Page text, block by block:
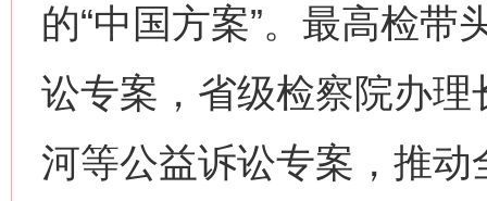
的“中国方案”。最高检
讼专案，省级检察院办
河等公益诉讼专案，推